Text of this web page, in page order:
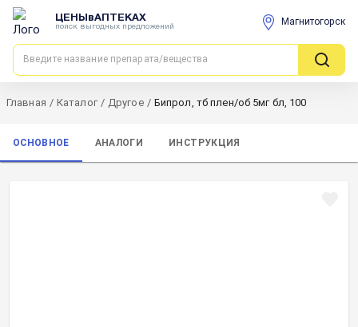
ЦЕНЫвАПТЕКАХ
поиск выгодных предложений Магнитогорск
Главная / Каталог / Другое / Бипрол, тб плен/об 5мг бл, 100
ОСНОВНОЕ АНАЛОГИ ИНСТРУКЦИЯ